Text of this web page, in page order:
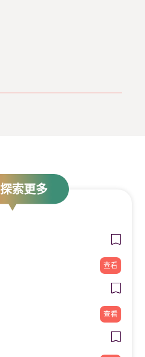
探索更多
查看
查看